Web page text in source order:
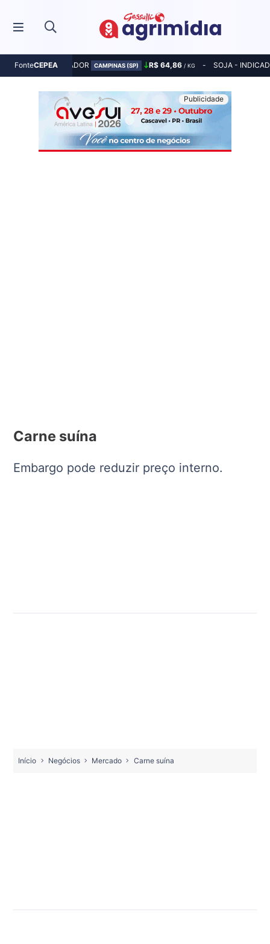
FonteCEPEA
MILHO - INDICADOR CAMPINAS (SP) R$ 64,86 / KG SOJA -
Carne suína
Embargo pode reduzir preço interno.
Início Negócios Mercado Carne suína